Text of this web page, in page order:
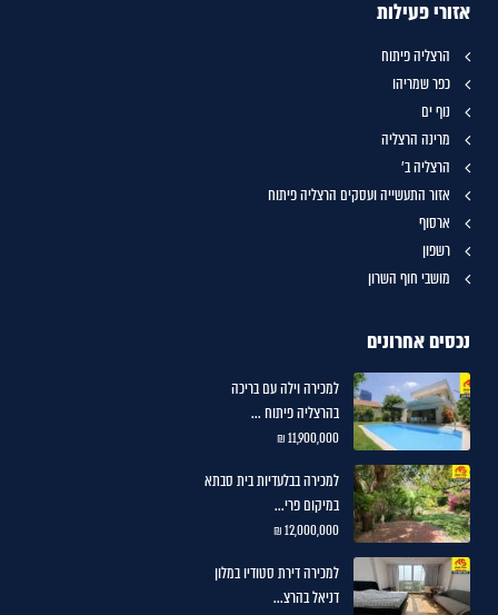
אזורי פעילות
הרצליה פיתוח
כפר שמריהו
נוף ים
מרינה הרצליה
הרצליה ב'
אזור התעשייה ועסקים הרצליה פיתוח
ארסוף
רשפון
מושבי חוף השרון
נכסים אחרונים
למכירה וילה עם בריכה
בהרצליה פיתוח ...
11,900,000 ₪
למכירה בבלעדיות בית סבתא
במיקום פרי...
12,000,000 ₪
למכירה דירת סטודיו במלון
דניאל בהרצ...